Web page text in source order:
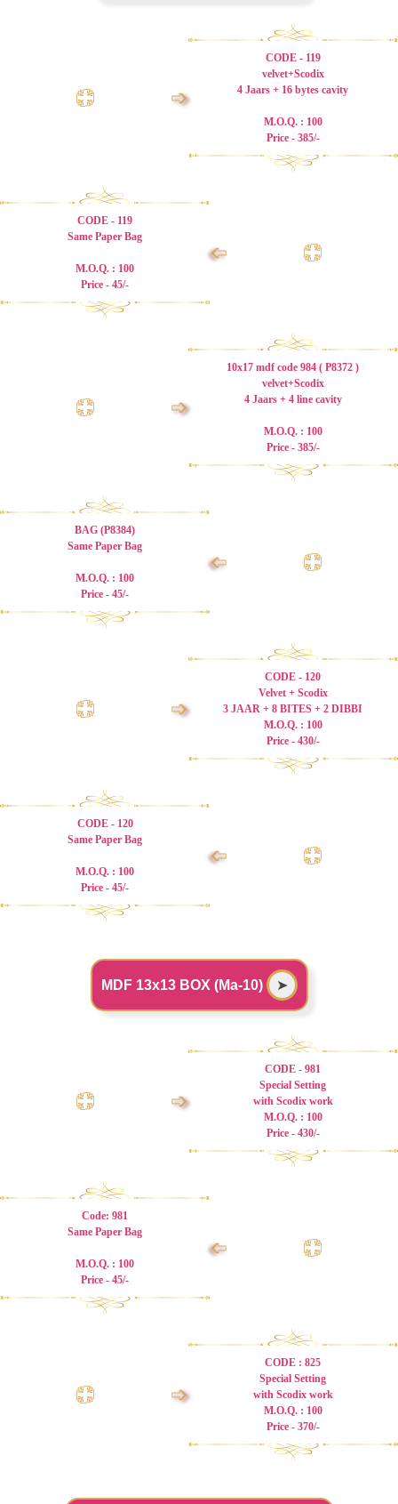
➩
CODE - 119
velvet+Scodix
4 Jaars + 16 bytes cavity
M.O.Q. : 100
Price - 385/-
CODE - 119
Same Paper Bag
M.O.Q. : 100
Price - 45/-
➩
➩
10x17 mdf code 984 ( P8372 )
velvet+Scodix
4 Jaars + 4 line cavity
M.O.Q. : 100
Price - 385/-
BAG (P8384)
Same Paper Bag
M.O.Q. : 100
Price - 45/-
➩
➩
CODE - 120
Velvet + Scodix
3 JAAR + 8 BITES + 2 DIBBI
M.O.Q. : 100
Price - 430/-
CODE - 120
Same Paper Bag
M.O.Q. : 100
Price - 45/-
➩
MDF 13x13 BOX (Ma-10) ➤
➩
CODE - 981
Special Setting
with Scodix work
M.O.Q. : 100
Price - 430/-
Code: 981
Same Paper Bag
M.O.Q. : 100
Price - 45/-
➩
➩
CODE : 825
Special Setting
with Scodix work
M.O.Q. : 100
Price - 370/-